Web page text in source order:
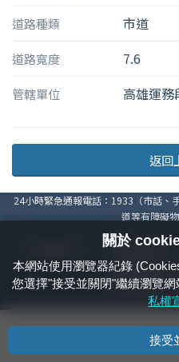
道路種類 市道
道路寬度 7.6
管轄單位 高雄運務
返回
24小時緊急通報電話：1933（市話、
道等有障礙
資通安全政策
國營臺灣鐵路股份
本頁產生時間：
關於
本網站使用瀏覽器紀錄
您選擇"接受並關閉"繼續瀏覽
私權
接受